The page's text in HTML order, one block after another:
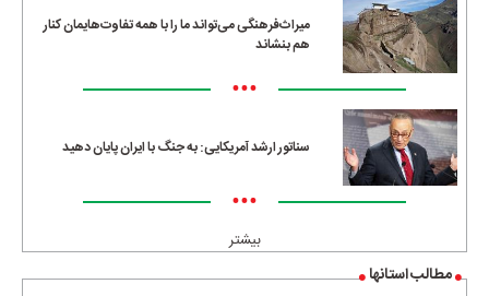
میراث‌فرهنگی می‌تواند ما را با همه تفاوت‌هایمان کنار
هم بنشاند
•••
سناتور ارشد آمریکایی: به جنگ با ایران پایان دهید
•••
بیشتر
مطالب استانها